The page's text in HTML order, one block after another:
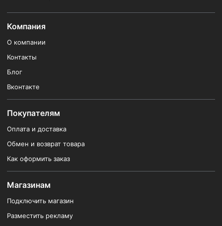
Компания
О компании
Контакты
Блог
Вконтакте
Покупателям
Оплата и доставка
Обмен и возврат товара
Как оформить заказ
Магазинам
Подключить магазин
Разместить рекламу